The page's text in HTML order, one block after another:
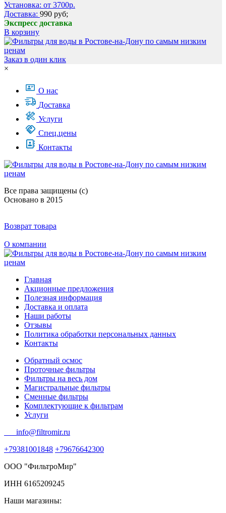
Установка: от 3700р.
Доставка: 990 руб;
Экспресс доставка
В корзину
Заказ в один клик
×
О нас
Доставка
Услуги
Спец.цены
Контакты
Все права защищены (с)
Основано в 2015
Возврат товара
О компании
Главная
Акционные предложения
Полезная информация
Доставка и оплата
Наши работы
Отзывы
Политика обработки персональных данных
Контакты
Обратный осмос
Проточные фильтры
Фильтры на весь дом
Магистральные фильтры
Сменные фильтры
Комплектующие к фильтрам
Услуги
info@filtromir.ru
+79381001848 +79676642300
ООО "ФильтроМир"
ИНН 6165209245
Наши магазины: